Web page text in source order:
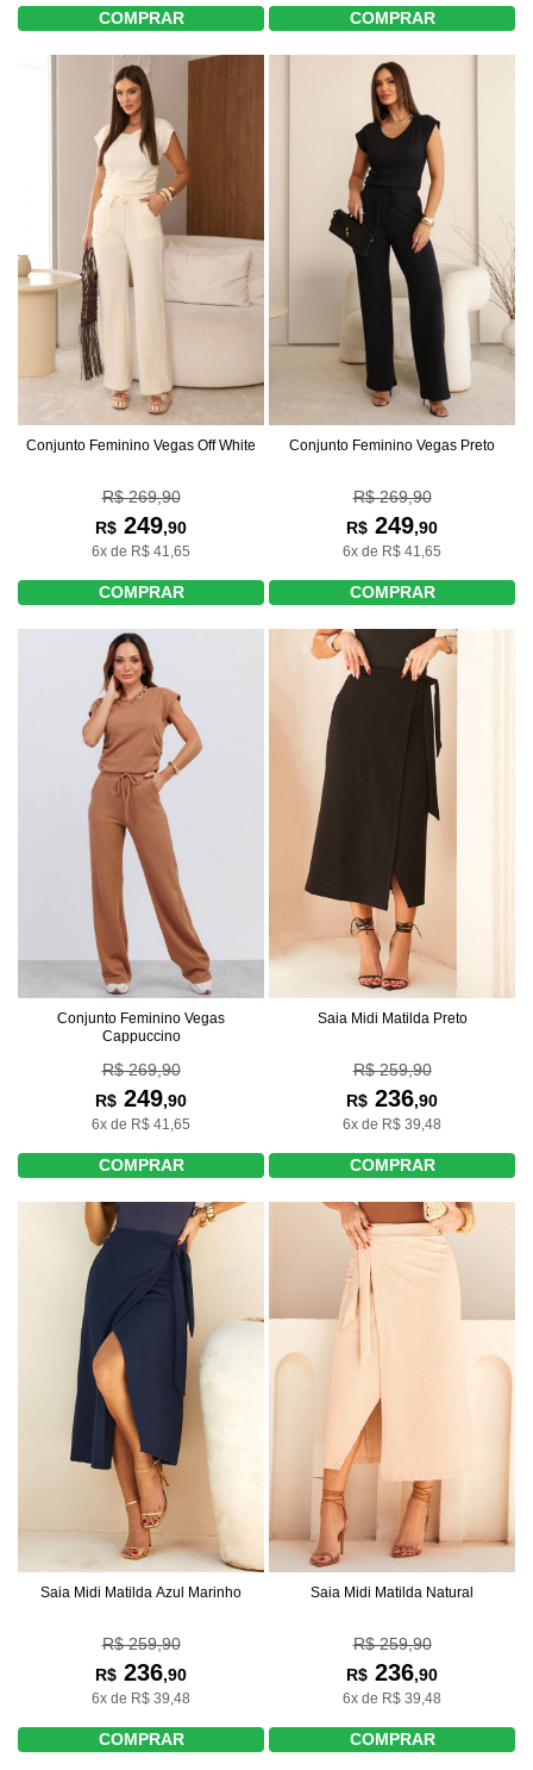
COMPRAR COMPRAR
Conjunto Feminino Vegas Off White
R$ 269,90
R$ 249,90
6x de R$ 41,65
COMPRAR
Conjunto Feminino Vegas Preto
R$ 269,90
R$ 249,90
6x de R$ 41,65
COMPRAR
Conjunto Feminino Vegas
Cappuccino
R$ 269,90
R$ 249,90
6x de R$ 41,65
COMPRAR
Saia Midi Matilda Preto
R$ 259,90
R$ 236,90
6x de R$ 39,48
COMPRAR
Saia Midi Matilda Azul Marinho
R$ 259,90
R$ 236,90
6x de R$ 39,48
COMPRAR
Saia Midi Matilda Natural
R$ 259,90
R$ 236,90
6x de R$ 39,48
COMPRAR